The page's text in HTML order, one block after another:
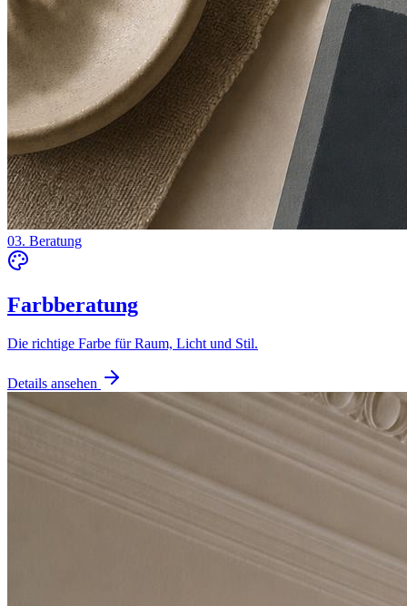
03. Beratung
Farbberatung
Die richtige Farbe für Raum, Licht und Stil.
Details ansehen